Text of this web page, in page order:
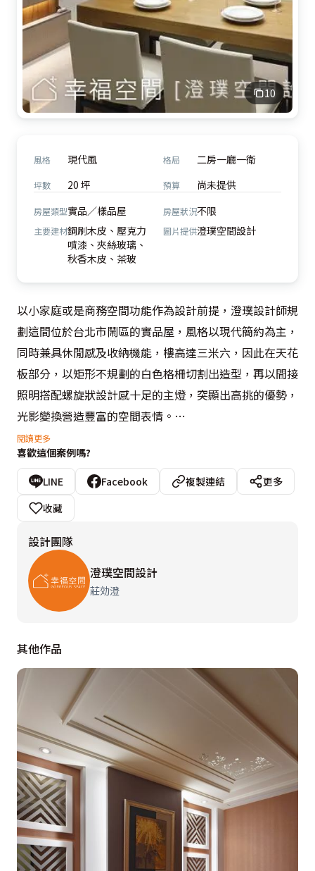
10
風格 現代風 格局 二房一廳一衛
坪數 20 坪 預算 尚未提供
房屋類型實品／樣品屋 房屋狀況不限
主要建材鋼刷木皮、壓克力
噴漆、夾絲玻璃、
秋香木皮、茶玻
圖片提供澄璞空間設計
以小家庭或是商務空間功能作為設計前提，澄璞設計師規
劃這間位於台北市鬧區的實品屋，風格以現代簡約為主，
同時兼具休閒感及收納機能，樓高達三米六，因此在天花
板部分，以矩形不規劃的白色格柵切割出造型，再以間接
照明搭配螺旋狀設計感十足的主燈，突顯出高挑的優勢，
光影變換營造豐富的空間表情。
  客廳電視主牆選用鋼刷木皮呈現自然紋路的樸質感，沙
發特別之處在於下方以木作搭構L型的底座，增加了抽屜
收納，又有一體成型的流暢感，這就是訂製傢俱的特性，
可依居家需求量身打造融於空間的完美作品。
  玄關因應空間有限，選用木作烤漆及玻璃格柵與廚房作
出場域區隔，但空間仍保有穿透感，空間以白色為基底，
鋼刷木皮和秋香木穿插其中，明亮的居家中帶有自然質樸
格一致的訂製傢俱，一氣呵成具整體感；餐廳三種不同造
型的吊燈成為視覺焦點，也凝聚了空間散發溫馨氣息；吧
台兼具中島備餐台的功能，冰箱旁貼心規劃紅酒櫃為生活
增添情調，上櫃也可收納五穀雜糧等物品，吧台側面展示
收藏的造型杯，實用又美觀。隔屏下櫃可以收納室內拖，
簡單的幾何線條在鏡面反射下點綴出趣味性，同時亦可當
作留言板。秋香木淡雅的質感讓人身心放鬆，空氣中迴盪
著輕柔的旋律，不論是在書房閱讀，或轉身到吧台喝杯香
醇咖啡，怡然自得度過悠閒的午後。
  主臥室床頭櫃面和側面的衣櫃中段高度一致，展示和收
閱讀更多
喜歡這個案例嗎?
LINE Facebook 複製連結
更多
收藏
設計團隊
澄璞空間設計
莊効澄
其他作品